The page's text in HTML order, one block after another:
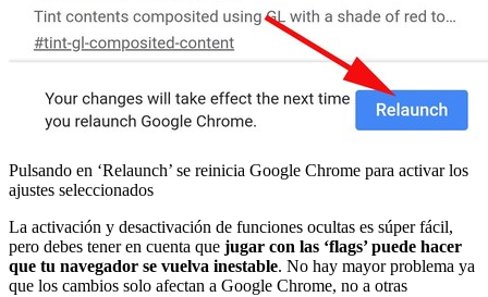
Pulsando en ‘Relaunch’ se reinicia Google Chrome para activar los
ajustes seleccionados
La activación y desactivación de funciones ocultas es súper fácil,
pero debes tener en cuenta que jugar con las ‘flags’ puede hacer
que tu navegador se vuelva inestable. No hay mayor problema ya
que los cambios solo afectan a Google Chrome, no a otras